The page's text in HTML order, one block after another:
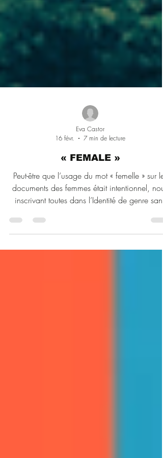
Eva Castor
16 févr.
7 min de lecture
« FEMALE »
Peut-être que l’usage du mot « femelle » sur les
inscrivant toutes dans l’Identité de genre sans
jamais avoir à expliquer ce que cela signifie.
Après tout, les femmes peuvent ne pas savoir